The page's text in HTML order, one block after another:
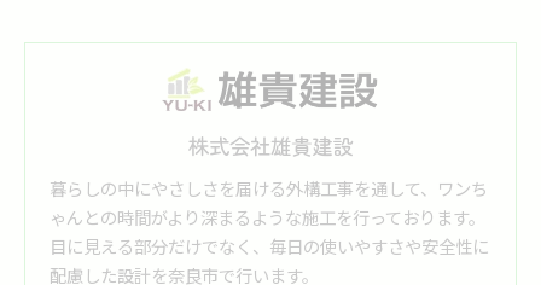
株式会社雄貴建設
暮らしの中にやさしさを届ける外構工事を通して、ワンち
ゃんとの時間がより深まるような施工を行っております。
目に見える部分だけでなく、毎日の使いやすさや安全性に
配慮した設計を奈良市で行います。